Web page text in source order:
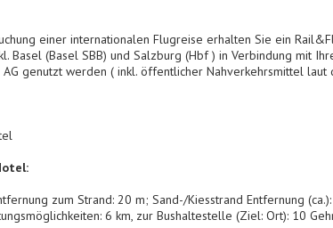
einer internationalen Flugreise erhalten Sie ein
Basel (Basel SBB) und Salzburg (Hbf ) in Verbindung mit
AG genutzt werden ( inkl. öffentlicher Nahverkehrsmittel laut
zum Strand: 20 m; Sand-/Kiesstrand Entfernung
6 km, zur Bushaltestelle (Ziel: Ort): 10